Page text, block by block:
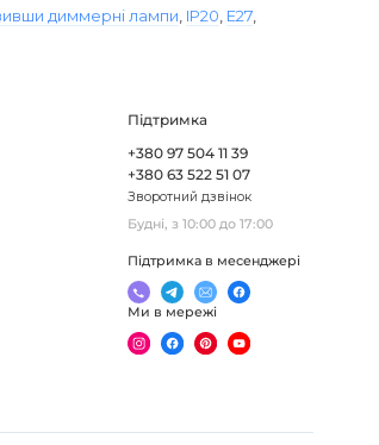
диммерні лампи, IP20, E27,
Підтримка
+380 97 504 11 39
+380 63 522 51 07
Зворотний дзвінок
Будні, з 10:00 до 17:00
Підтримка в месенджері
Ми в мережі